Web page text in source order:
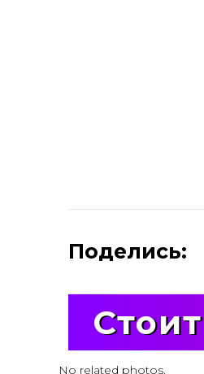
Поделись:
No related photos.